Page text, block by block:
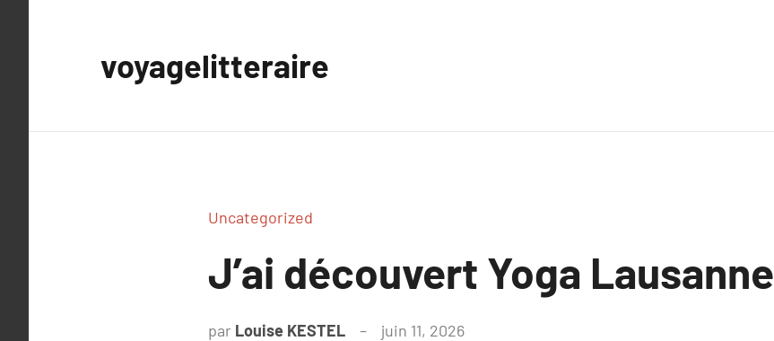
voyagelitteraire
Uncategorized
J’ai découvert Yoga Lausanne
par Louise KESTEL juin 11, 2026